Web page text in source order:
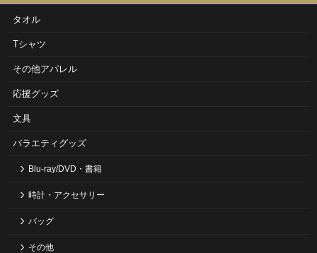
タオル
Tシャツ
その他アパレル
応援グッズ
文具
バラエティグッズ
Blu-ray/DVD・書籍
時計・アクセサリー
バッグ
その他